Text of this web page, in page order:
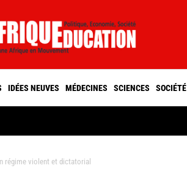
IDÉES NEUVES MÉDECINES SCIENCES SOCIÉTÉ
régime violent et dictatorial